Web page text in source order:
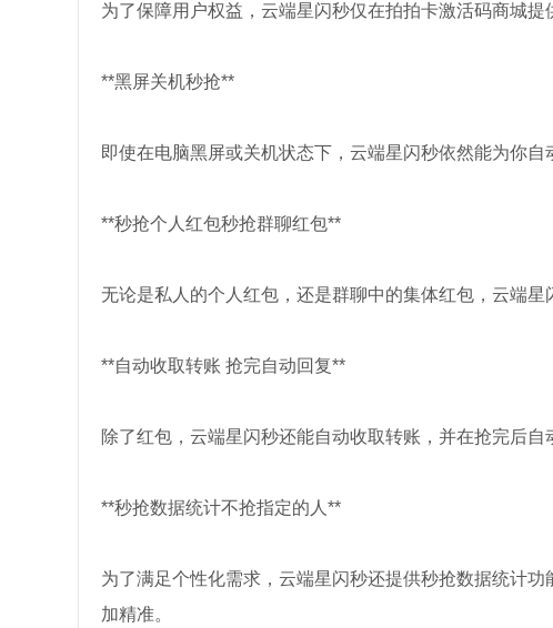
为了保障用户权益，云端星闪秒仅在拍拍卡激活码商城
**黑屏关机秒抢**
即使在电脑黑屏或关机状态下，云端星闪秒依然能为你自
**秒抢个人红包秒抢群聊红包**
无论是私人的个人红包，还是群聊中的集体红包，云端星
**自动收取转账 抢完自动回复**
除了红包，云端星闪秒还能自动收取转账，并在抢完后自
**秒抢数据统计不抢指定的人**
为了满足个性化需求，云端星闪秒还提供秒抢数据统计
加精准。